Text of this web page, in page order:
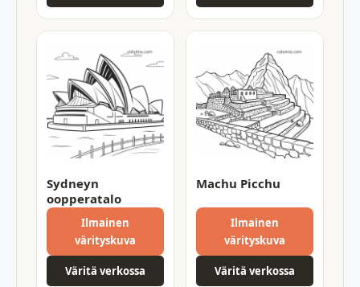
Sydneyn
oopperatalo
Ilmainen
värityskuva
Väritä verkossa
Machu Picchu
Ilmainen
värityskuva
Väritä verkossa